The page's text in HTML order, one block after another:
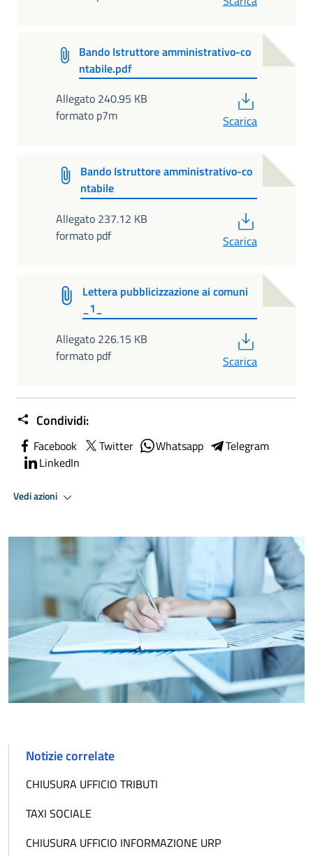
Bando Istruttore amministrativo-co
ntabile.pdf
Allegato 240.95 KB
formato p7m
Scarica
Bando Istruttore amministrativo-co
ntabile
Allegato 237.12 KB
formato pdf
Scarica
Lettera pubblicizzazione ai comuni
_1_
Allegato 226.15 KB
formato pdf
Scarica
Condividi:
Facebook Twitter Whatsapp
Telegram
LinkedIn
Vedi azioni
Notizie correlate
CHIUSURA UFFICIO TRIBUTI
TAXI SOCIALE
CHIUSURA UFFICIO INFORMAZIONE URP